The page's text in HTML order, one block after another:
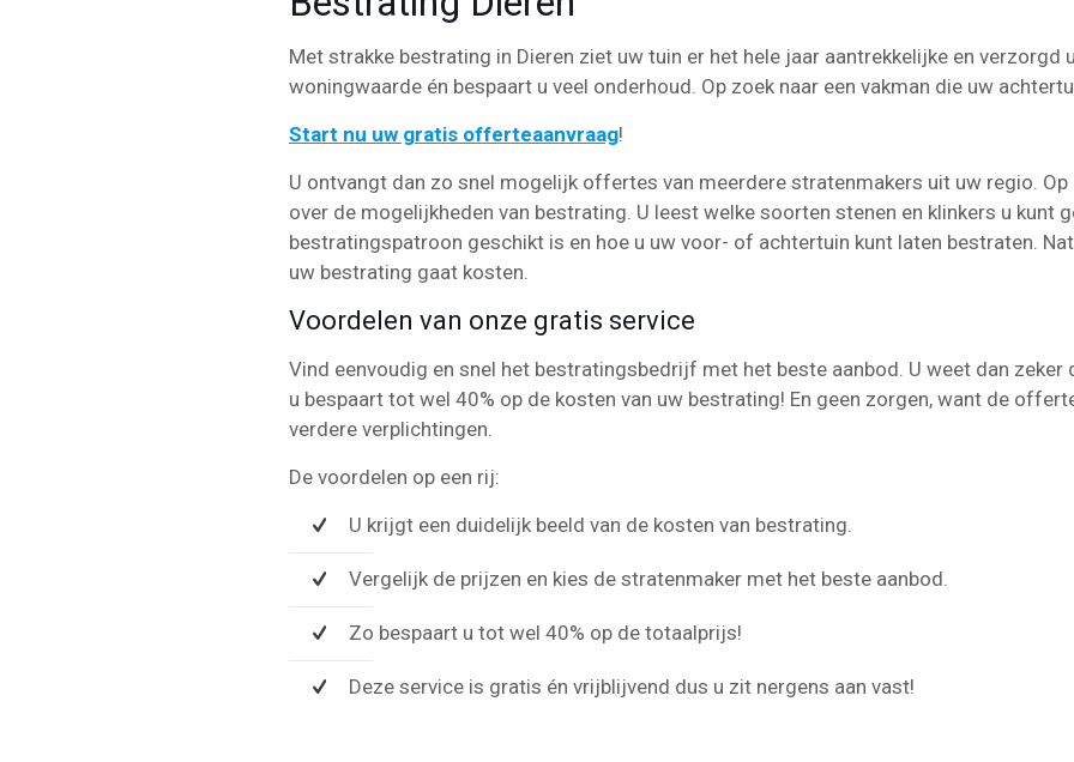
Met strakke bestrating in Dieren ziet uw tuin er het hele jaar aantrekkelijke en verzorgd
woningwaarde én bespaart u veel onderhoud. Op zoek naar een vakman die uw
Start nu uw gratis offerteaanvraag!
U ontvangt dan zo snel mogelijk offertes van meerdere stratenmakers uit uw regio. Op
over de mogelijkheden van bestrating. U leest welke soorten stenen en klinkers u kunt
bestratingspatroon geschikt is en hoe u uw voor- of achtertuin kunt laten bestraten.
uw bestrating gaat kosten.
Voordelen van onze gratis service
Vind eenvoudig en snel het bestratingsbedrijf met het beste aanbod. U weet dan zeker
u bespaart tot wel 40% op de kosten van uw bestrating! En geen zorgen, want de
verdere verplichtingen.
De voordelen op een rij:
U krijgt een duidelijk beeld van de kosten van bestrating.
Vergelijk de prijzen en kies de stratenmaker met het beste aanbod.
Zo bespaart u tot wel 40% op de totaalprijs!
Deze service is gratis én vrijblijvend dus u zit nergens aan vast!